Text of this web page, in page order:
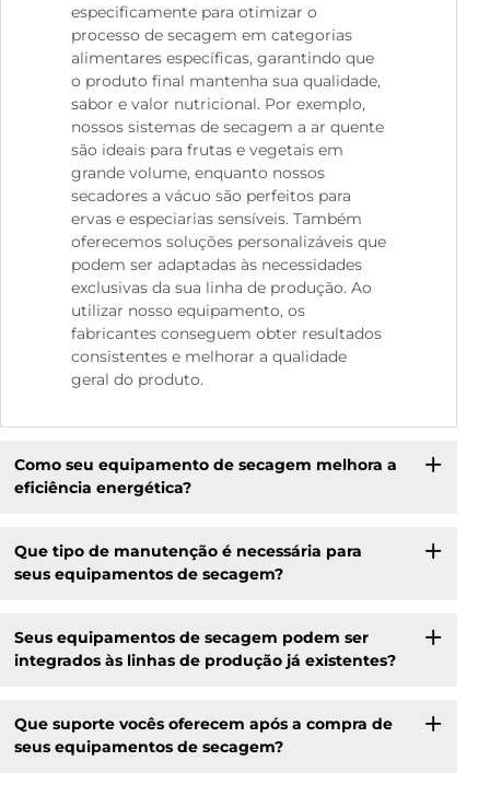
especificamente para otimizar o
processo de secagem em categorias
alimentares específicas, garantindo que
o produto final mantenha sua qualidade,
sabor e valor nutricional. Por exemplo,
nossos sistemas de secagem a ar quente
são ideais para frutas e vegetais em
grande volume, enquanto nossos
secadores a vácuo são perfeitos para
ervas e especiarias sensíveis. Também
oferecemos soluções personalizáveis que
podem ser adaptadas às necessidades
exclusivas da sua linha de produção. Ao
utilizar nosso equipamento, os
fabricantes conseguem obter resultados
consistentes e melhorar a qualidade
geral do produto.
Como seu equipamento de secagem melhora a
eficiência energética?
Que tipo de manutenção é necessária para
seus equipamentos de secagem?
Seus equipamentos de secagem podem ser
integrados às linhas de produção já existentes?
Que suporte vocês oferecem após a compra de
seus equipamentos de secagem?